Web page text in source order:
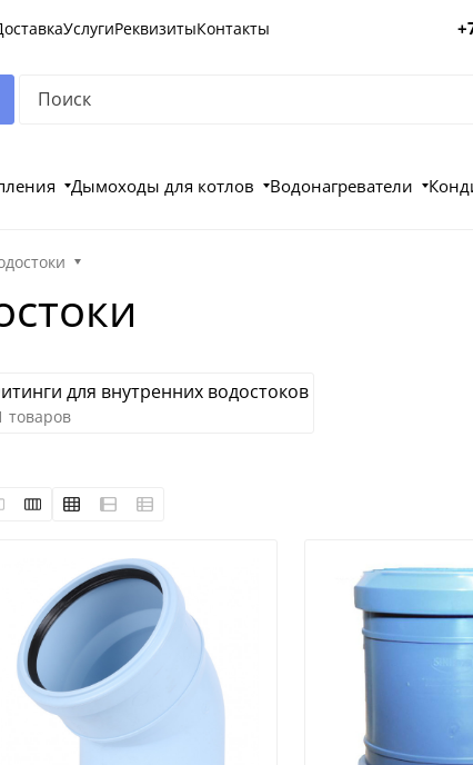
УслугиРеквизитыКонтакты
Дымоходы для котлов Водонагреватели
для внутренних водостоков
товаров